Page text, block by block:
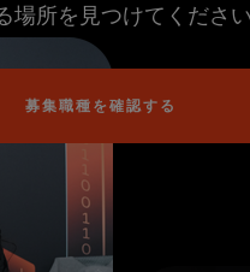
場所を見つけてください
募集職種を確認する